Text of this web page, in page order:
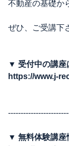
不動産の基礎か
ぜひ、ご受講下
▼ 受付中の講座
https://www.j-
▼ 無料体験講座